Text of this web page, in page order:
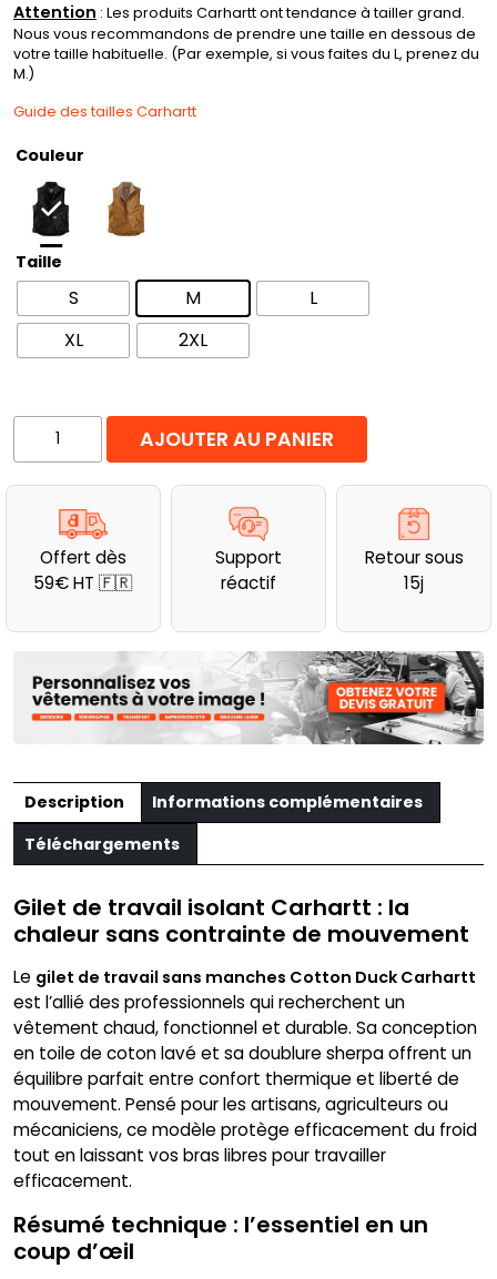
Attention : Les produits Carhartt ont tendance à tailler grand.
Nous vous recommandons de prendre une taille en dessous de
votre taille habituelle. (Par exemple, si vous faites du L, prenez du
M.)
Guide des tailles Carhartt
Couleur
Taille
S M
L
XL
2XL
quantité
de
Gilet
travail
sans
manches
Carhartt
AJOUTER AU PANIER
Offert dès
59€ HT 🇫🇷
Support
réactif
Retour sous
15j
Description
Informations complémentaires
Téléchargements
Gilet de travail isolant Carhartt : la
chaleur sans contrainte de mouvement
Le gilet de travail sans manches Cotton Duck Carhartt
est l’allié des professionnels qui recherchent un
vêtement chaud, fonctionnel et durable. Sa conception
en toile de coton lavé et sa doublure sherpa offrent un
équilibre parfait entre confort thermique et liberté de
mouvement. Pensé pour les artisans, agriculteurs ou
mécaniciens, ce modèle protège efficacement du froid
tout en laissant vos bras libres pour travailler
efficacement.
Résumé technique : l’essentiel en un
coup d’œil